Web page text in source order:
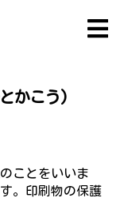
かこう)
ことをいいま
。印刷物の保護